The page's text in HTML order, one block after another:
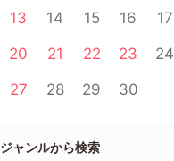
13
14 15 16 17
20
21 22 23 24
27
28 29 30
ジャンルから検索